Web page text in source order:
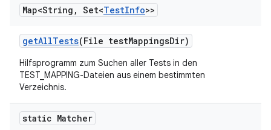
Map<String , Set<TestInfo>>
getAllTests(File testMappingsDir)
Hilfsprogramm zum Suchen aller Tests in den
TEST_MAPPING-Dateien aus einem bestimmten
Verzeichnis.
static Matcher